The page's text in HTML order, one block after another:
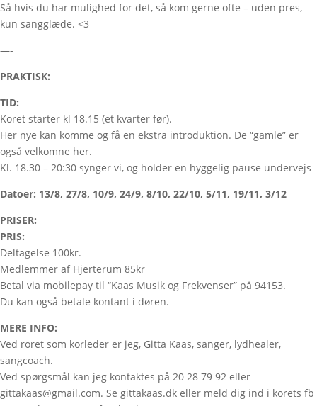
Så hvis du har mulighed for det, så kom gerne ofte – uden pres,
kun sangglæde. <3
—-
PRAKTISK:
TID:
Koret starter kl 18.15 (et kvarter før).
Her nye kan komme og få en ekstra introduktion. De “gamle” er
også velkomne her.
Kl. 18.30 – 20:30 synger vi, og holder en hyggelig pause undervejs
Datoer: 13/8, 27/8, 10/9, 24/9, 8/10, 22/10, 5/11, 19/11, 3/12
PRISER:
PRIS:
Deltagelse 100kr.
Medlemmer af Hjerterum 85kr
Betal via mobilepay til “Kaas Musik og Frekvenser” på 94153.
Du kan også betale kontant i døren.
MERE INFO:
Ved roret som korleder er jeg, Gitta Kaas, sanger, lydhealer,
sangcoach.
Ved spørgsmål kan jeg kontaktes på 20 28 79 92 eller
gittakaas@gmail.com. Se gittakaas.dk eller meld dig ind i korets fb